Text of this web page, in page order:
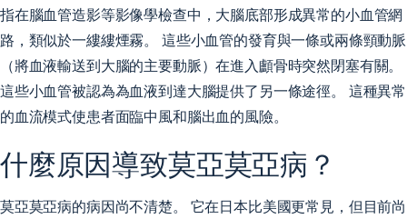
指在腦血管造影等影像學檢查中，大腦底部形成異常的小血管網
路，類似於一縷縷煙霧。 這些小血管的發育與一條或兩條頸動脈
（將血液輸送到大腦的主要動脈）在進入顱骨時突然閉塞有關。
這些小血管被認為為血液到達大腦提供了另一條途徑。 這種異常
的血流模式使患者面臨中風和腦出血的風險。
什麼原因導致莫亞莫亞病？
莫亞莫亞病的病因尚不清楚。 它在日本比美國更常見，但目前尚